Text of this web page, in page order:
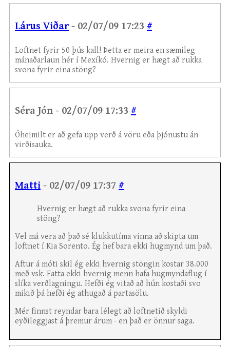
Lárus Viðar - 02/07/09 17:23 #
Loftnet fyrir 50 þús kall! Þetta er meira en sæmileg
mánaðarlaun hér í Mexíkó. Hvernig er hægt að rukka
svona fyrir eina stöng?
Séra Jón - 02/07/09 17:33 #
Óheimilt er að gefa upp verð á vöru eða þjónustu án
virðisauka.
Matti - 02/07/09 17:37 #
Hvernig er hægt að rukka svona fyrir eina
stöng?
Vel má vera að það sé klukkutíma vinna að skipta um
loftnet í Kia Sorento. Ég hef bara ekki hugmynd um það.
Aftur á móti skil ég ekki hvernig stöngin kostar 38.000
með vsk. Fatta ekki hvernig menn hafa hugmyndaflug í
slíka verðlagningu. Hefði ég vitað að hún kostaði svo
mikið þá hefði ég athugað á partasölu.
Mér finnst reyndar bara lélegt að loftnetið skyldi
eyðileggjast á þremur árum - en það er önnur saga.